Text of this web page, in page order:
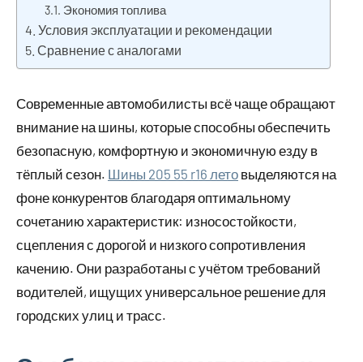
Экономия топлива
Условия эксплуатации и рекомендации
Сравнение с аналогами
Современные автомобилисты всё чаще обращают
внимание на шины, которые способны обеспечить
безопасную, комфортную и экономичную езду в
тёплый сезон. Шины 205 55 r16 лето выделяются на
фоне конкурентов благодаря оптимальному
сочетанию характеристик: износостойкости,
сцепления с дорогой и низкого сопротивления
качению. Они разработаны с учётом требований
водителей, ищущих универсальное решение для
городских улиц и трасс.